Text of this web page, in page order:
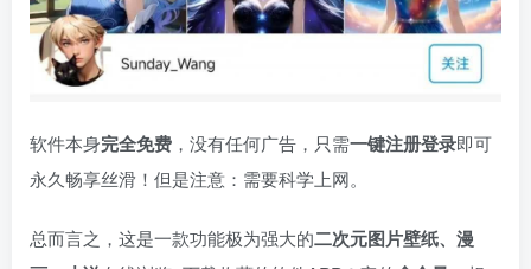
软件本身完全免费 ，没有任何广告，只需一键注册登录即可
永久畅享丝滑！但是注意：需要科学上网。
总而言之，这是一款功能极为强大的二次元图片壁纸、漫